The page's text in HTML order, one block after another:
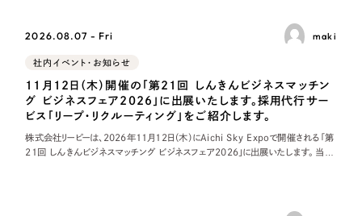
2026.08.07 - Fri maki
社内イベント・お知らせ
11月12日（木）開催の「第21回 しんきんビジネスマッチン
グ ビジネスフェア2026」に出展いたします。採用代行サー
ビス「リープ・リクルーティング」をご紹介します。
株式会社リーピーは、2026年11月12日（木）にAichi Sky Expoで開催される「第
21回 しんきんビジネスマッチング ビジネスフェア2026」に出展いたします。 当日